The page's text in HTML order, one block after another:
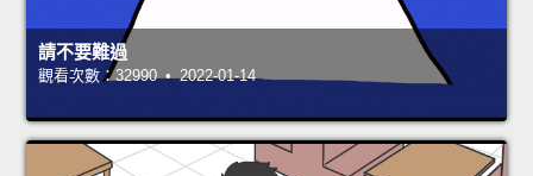
請不要難過
觀看次數：32990 • 2022-01-14